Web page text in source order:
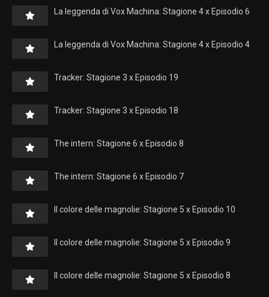
La leggenda di Vox Machina: Stagione 4 x Episodio 6
La leggenda di Vox Machina: Stagione 4 x Episodio 4
Tracker: Stagione 3 x Episodio 19
Tracker: Stagione 3 x Episodio 18
The intern: Stagione 6 x Episodio 8
The intern: Stagione 6 x Episodio 7
Il colore delle magnolie: Stagione 5 x Episodio 10
Il colore delle magnolie: Stagione 5 x Episodio 9
Il colore delle magnolie: Stagione 5 x Episodio 8